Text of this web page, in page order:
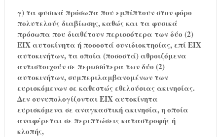
γ) τα φυσικά πρόσωπα που εμπίπτουν στον φόρο
πολυτελούς διαβίωσης, καθώς και τα φυσικά
πρόσωπα που διαθέτουν περισσότερα των δύο (2)
ΕΙΧ αυτοκίνητα ή ποσοστά συνιδιοκτησίας, επί ΕΙΧ
αυτοκινήτων, τα οποία (ποσοστά) αθροιζόμενα
αντιστοιχούν σε περισσότερα των δύο (2)
αυτοκινήτων, συμπεριλαμβανομένων των
ευρισκόμενων σε καθεστώς εθελούσιας ακινησίας.
Δεν συνυπολογίζονται ΕΙΧ αυτοκίνητα
ευρισκόμενα σε αναγκαστική ακινησία, η οποία
αναφέρεται σε περιπτώσεις καταστροφής ή
κλοπής,